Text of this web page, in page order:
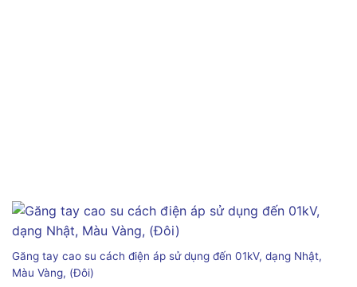
Găng tay cao su cách điện áp sử dụng đến 01kV, dạng Nhật,
Màu Vàng, (Đôi)